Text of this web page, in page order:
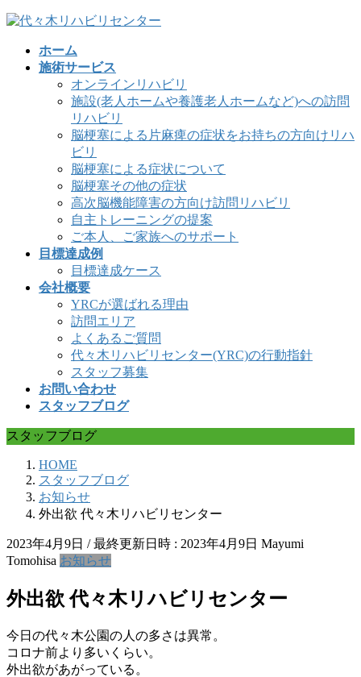
コ
ナ
ホーム
施術サービス
オンラインリハビリ
施設(老人ホームや養護老人ホームなど)への訪問
リハビリ
脳梗塞による片麻痺の症状をお持ちの方向けリハ
ビリ
脳梗塞による症状について
脳梗塞その他の症状
高次脳機能障害の方向け訪問リハビリ
自主トレーニングの提案
ご本人、ご家族へのサポート
目標達成例
目標達成ケース
会社概要
YRCが選ばれる理由
訪問エリア
よくあるご質問
代々木リハビリセンター(YRC)の行動指針
スタッフ募集
お問い合わせ
スタッフブログ
スタッフブログ
HOME
スタッフブログ
お知らせ
外出欲 代々木リハビリセンター
2023年4月9日 / 最終更新日時 : 2023年4月9日 Mayumi
Tomohisa お知らせ
外出欲 代々木リハビリセンター
今日の代々木公園の人の多さは異常。
コロナ前より多いくらい。
外出欲があがっている。